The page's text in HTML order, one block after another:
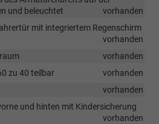
und beleuchtet
vorhanden
mit integriertem Regenschirm
vorhanden
vorhanden
zu 40 teilbar
vorhanden
vorhanden
und hinten mit Kindersicherung
vorhanden